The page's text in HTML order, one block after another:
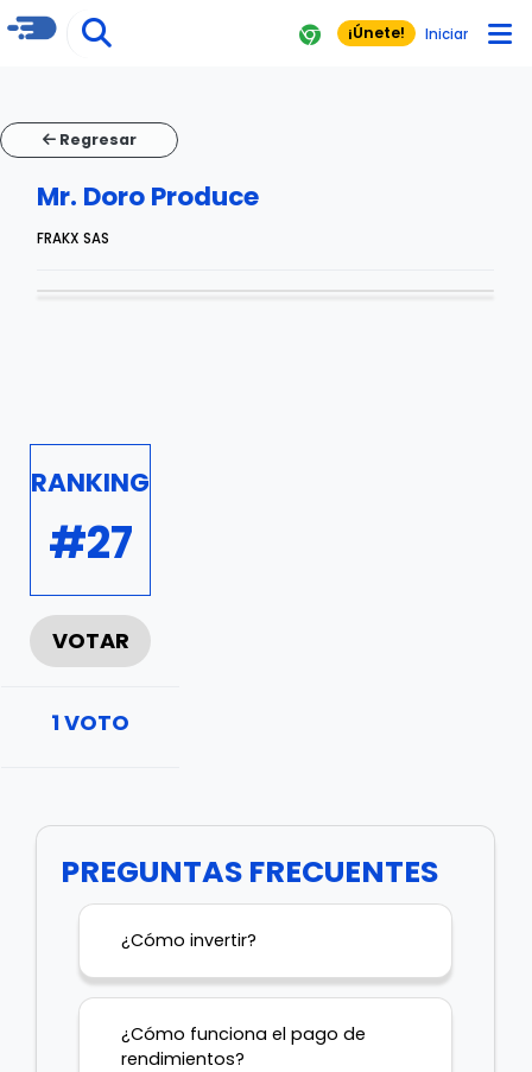
¡Únete! Iniciar
Regresar
Mr. Doro Produce
FRAKX SAS
RANKING
#27
VOTAR
1VOTO
PREGUNTAS FRECUENTES
¿Cómo invertir?
¿Cómo funciona el pago de
rendimientos?